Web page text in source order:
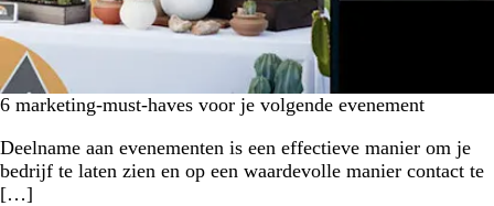
6 marketing-must-haves voor je volgende evenement
Deelname aan evenementen is een effectieve manier om je
bedrijf te laten zien en op een waardevolle manier contact te
[…]